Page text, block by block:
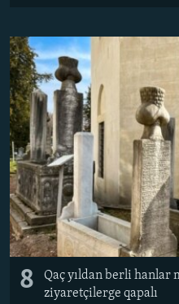
8
Qaç yıldan berli hanlar
ziyaretçilerge qapalı